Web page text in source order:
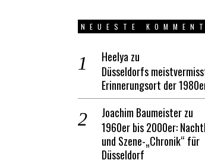
NEUESTE
Heelya zu
Düsseldorfs
Erinnerungsort der
Joachim Baumeisterzu
1960er bis 2000er:
und Szene-„Chronik“ für
Düsseldorf